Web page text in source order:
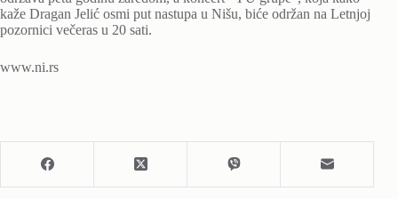
kaže Dragan Jelić osmi put nastupa u Nišu, biće održan na Letnjoj
pozornici večeras u 20 sati.
www.ni.rs